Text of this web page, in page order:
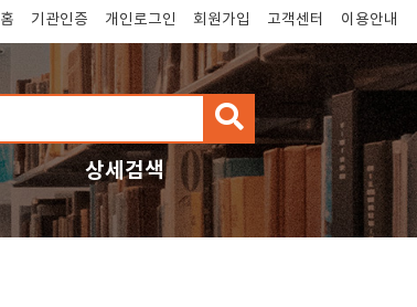
홈 기관인증 개인로그인 회원가입 고객센터 이용안내
검
색
상세검색